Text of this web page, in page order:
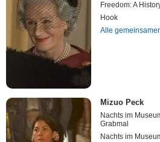
Freedom: A
Hook
Alle
Mizuo Peck
Nachts im
Grabmal
Nachts im